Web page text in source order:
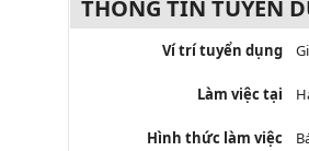
THÔNG TIN TUYỂN
Ví trí tuyển dụng
Làm việc tại
Hình thức làm việc